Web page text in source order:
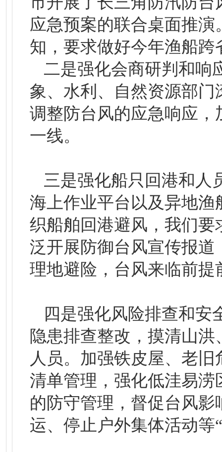
应急预案的联合桌面推
知，要求做好今年渔船
二是强化会商研判和响
象、水利、自然资源部
调整防台风的应急响应
一线。
三是强化船只回港和人
海上作业平台以及异地渔
织船舶回港避风，我们
泛开展防御台风宣传报
理地避险，台风来临前
四是强化风险排查和安
隐患排查整改，摸清山
人员。加强铁皮屋、老
清单管理，强化低洼易
的防守管理，督促台风
运、停止户外集体活动等